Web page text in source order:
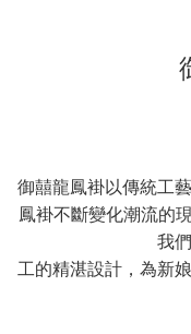
御囍龍鳳褂以傳統工
鳳褂不斷變化潮流的
我
工的精湛設計，為新